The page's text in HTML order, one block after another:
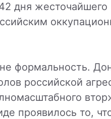
дня жесточайшего
формальность.
российской
проявилось то,